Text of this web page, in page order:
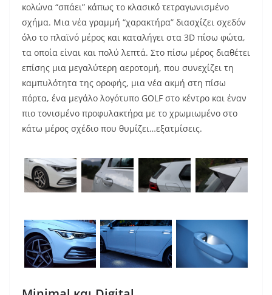
κολώνα “σπάει” κάπως το κλασικό τετραγωνισμένο
σχήμα. Μια νέα γραμμή “χαρακτήρα” διασχίζει σχεδόν
όλο το πλαϊνό μέρος και καταλήγει στα 3D πίσω φώτα,
τα οποία είναι και πολύ λεπτά. Στο πίσω μέρος διαθέτει
επίσης μια μεγαλύτερη αεροτομή, που συνεχίζει τη
καμπυλότητα της οροφής, μια νέα ακμή στη πίσω
πόρτα, ένα μεγάλο λογότυπο GOLF στο κέντρο και έναν
πιο τονισμένο προφυλακτήρα με το χρωμιωμένο στο
κάτω μέρος σχέδιο που θυμίζει…εξατμίσεις.